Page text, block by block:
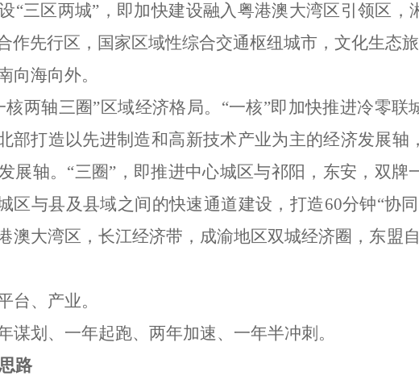
“三区两城” ，即加快建设融入粤港澳大湾区引领区，
作先行区，国家区域性综合交通枢纽城市，文化生态旅
向海向外。
核两轴三圈”区域经济格局。 “一核”即加快推进冷零联
部打造以先进制造和高新技术产业为主的经济发展轴
展轴。 “三圈” ，即推进中心城区与祁阳，东安，双牌
区与县及县域之间的快速通道建设，打造60分钟“协
澳大湾区，长江经济带，成渝地区双城经济圈，东盟
台、 产业。
谋划 、 一年起跑、 两年加速、 一年半冲刺 。
路